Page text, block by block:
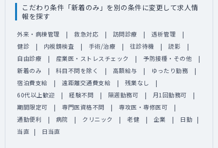
こだわり条件「新着のみ」を別の条件に変更して求人情
報を探す
外来・病棟管理 救急対応 訪問診療
透析管理
健診
内視鏡検査 手術/治療 往診待機
読影
自由診療
産業医・ストレスチェック
予防接種・その他
新着のみ
科目不問を除く 高額給与
ゆったり勤務
宿泊費支給
遠距離交通費支給
残業なし
60代以上歓迎
経験不問 隔週勤務可
月1回勤務可
期間限定可
専門医資格不問
専攻医・専修医可
通勤便利
病院 クリニック 老健 企業
日勤
当直
日当直